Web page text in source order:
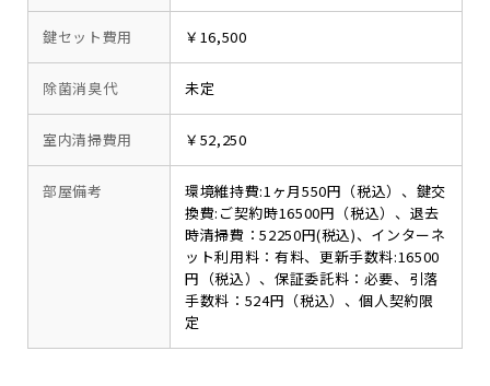
鍵セット費用 ￥16,500
除菌消臭代 未定
室内清掃費用 ￥52,250
部屋備考
環境維持費:1ヶ月550円（税込）、鍵交
換費:ご契約時16500円（税込）、退去
時清掃費：52250円(税込)、インターネ
ット利用料：有料、更新手数料:16500
円（税込）、保証委託料：必要、引落
手数料：524円（税込）、個人契約限
定